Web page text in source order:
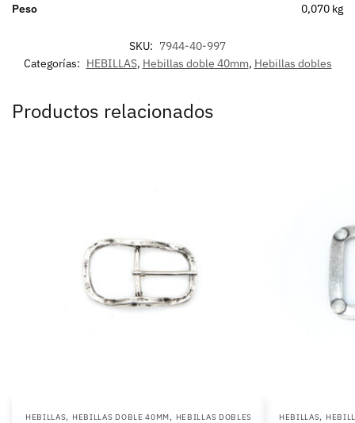
Peso 0,070 kg
SKU: 7944-40-997
Categorías: HEBILLAS, Hebillas doble 40mm, Hebillas dobles
Productos relacionados
HEBILLAS, HEBILLAS DOBLE 40MM, HEBILLAS DOBLES HEBILLAS,